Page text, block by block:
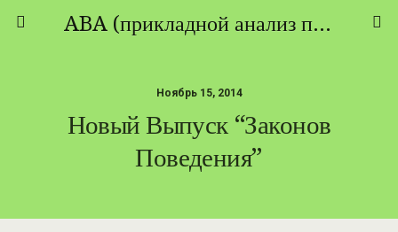
ABA (прикладной анализ поведения) - ТЕОРИЯ И ПРАКТИКА
Ноябрь 15, 2014
Новый Выпуск “Законов
Поведения”